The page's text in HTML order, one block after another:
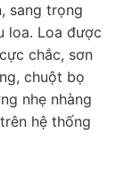
sang trọng
loa. Loa được
chắc, sơn
chuột bọ
nhẹ nhàng
hệ thống